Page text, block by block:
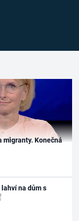
migranty. Konečná
na dům s